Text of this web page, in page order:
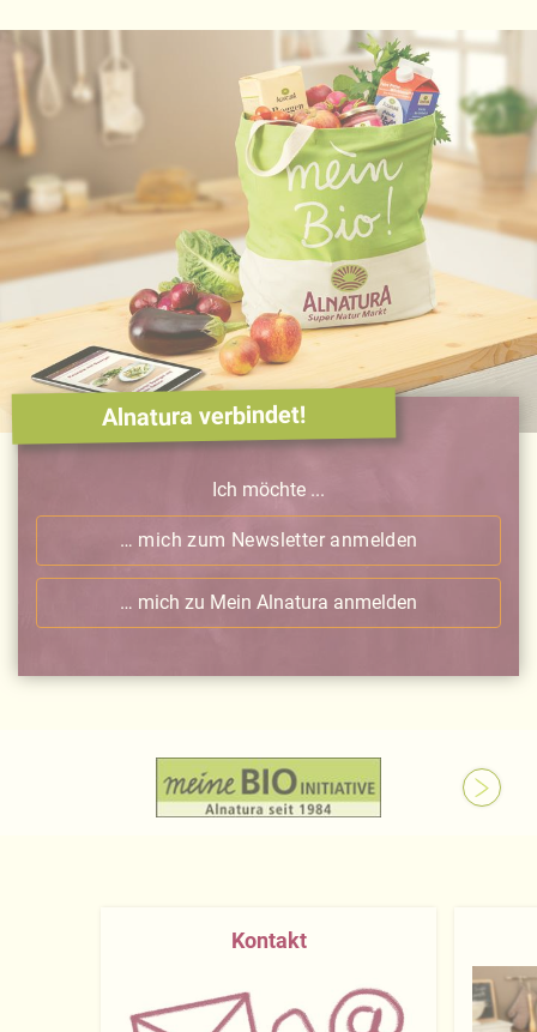
Alnatura verbindet!
Ich möchte ...
… mich zum Newsletter anmelden
… mich zu Mein Alnatura anmelden
Kontakt